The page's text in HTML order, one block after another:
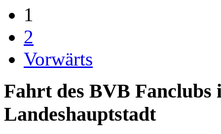
1
2
Vorwärts
Fahrt des BVB Fanclubs
Landeshauptstadt